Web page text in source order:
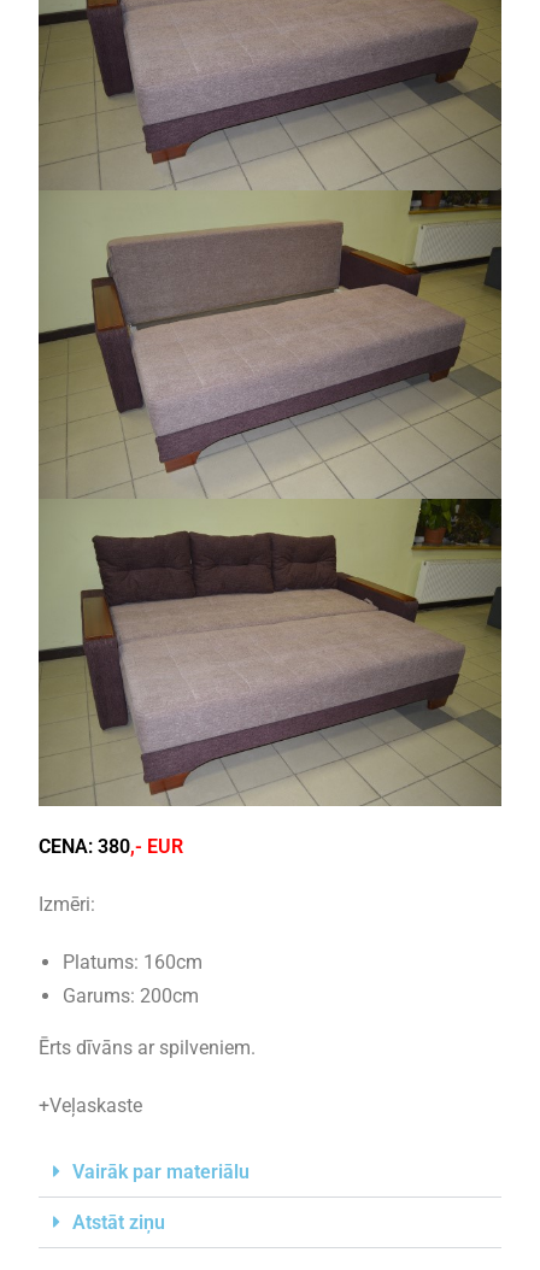
CENA: 380,- EUR
Izmēri:
Platums: 160cm
Garums: 200cm
Ērts dīvāns ar spilveniem.
+Veļaskaste
Vairāk par materiālu
Atstāt ziņu